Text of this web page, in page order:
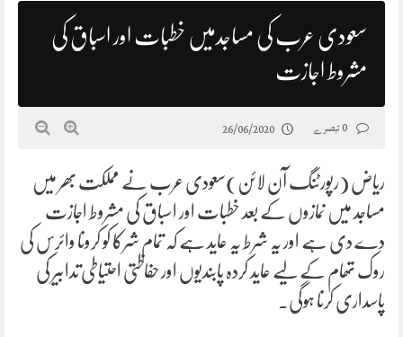
سعودی عرب کی مساجدمیں خطبات اور اسباق کی
مشروط اجازت
26/06/2020
ریاض (رپورٹنگ آن لائن)سعودی عرب نے مملکت بھر میں
مساجد میں نمازوں کے بعد خطبات اور اسباق کی مشروط اجازت
دے دی ہے اور یہ شرط یہ عاید ہے کہ تمام شرکا کو کرونا وائرس کی
روک تھام کے لیے عاید کردہ پابندیوں اور حفاظتی احتیاطی تدابیر کی
پاسداری کرنا ہوگی۔